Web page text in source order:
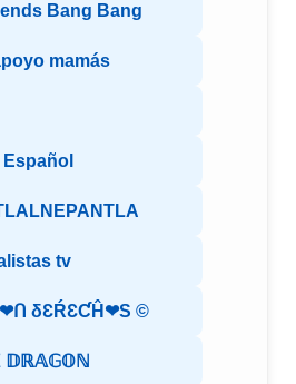
Bang Bang
mamás
tv
δƐŔƐƇĤ❤S ©️
𝔻ℝ𝔸𝔾𝕆ℕ